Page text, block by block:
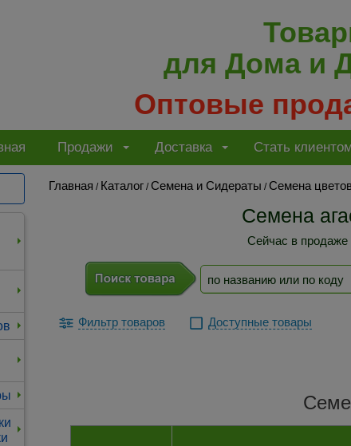
для Дома и
Оптовые
Продажи Доставка Стать
Главная / Каталог /Семена и Сидераты /Семена
Семена
Сейчас в продаже
Фильтр товаров Доступные товары